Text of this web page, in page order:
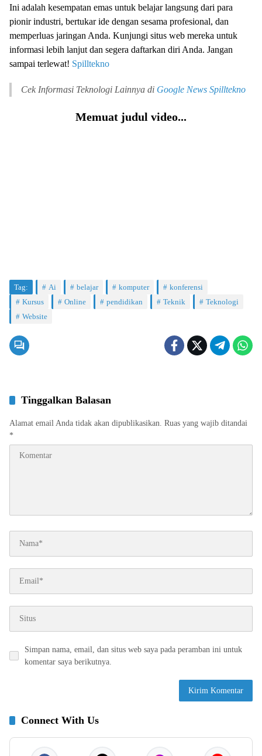
Ini adalah kesempatan emas untuk belajar langsung dari para
pionir industri, bertukar ide dengan sesama profesional, dan
memperluas jaringan Anda. Kunjungi situs web mereka untuk
informasi lebih lanjut dan segera daftarkan diri Anda. Jangan
sampai terlewat! Spilltekno
Cek Informasi Teknologi Lainnya di Google News Spilltekno
Memuat judul video...
Tag: Ai belajar komputer
konferensi
Kursus
Online pendidikan Teknik
Teknologi
Website
Tinggalkan Balasan
Alamat email Anda tidak akan dipublikasikan. Ruas yang wajib ditandai
*
Simpan nama, email, dan situs web saya pada peramban ini untuk
komentar saya berikutnya.
Connect With Us